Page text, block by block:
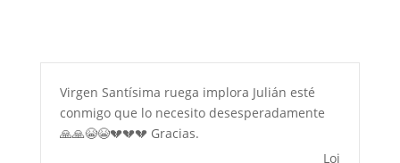
Virgen Santísima ruega implora Julián esté
conmigo que lo necesito desesperadamente
🙏🙏😭😭💔💔💔 Gracias.
Loi